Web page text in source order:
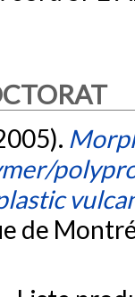
de